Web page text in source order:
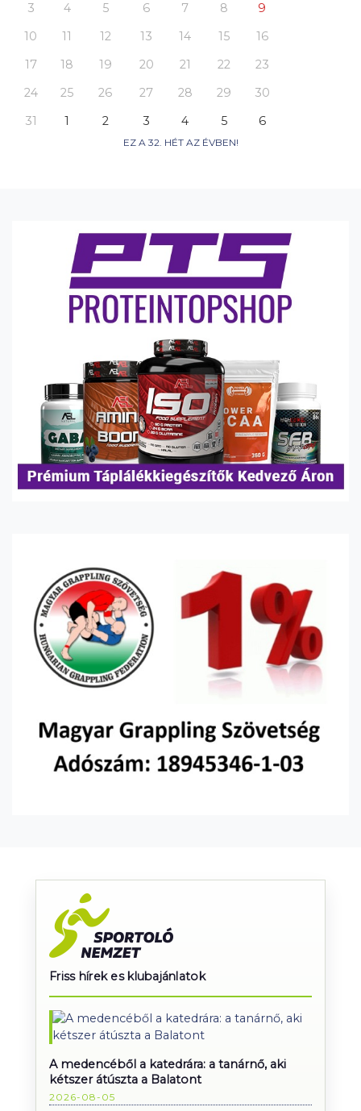
3
4 5 6 7 8
9
10
11 12 13 14 15
16
17
18 19 20 21 22
23
24
25 26 27 28 29
30
31
1 2 3 4 5 6
EZ A 32. HÉT AZ ÉVBEN!
Friss hírek es klubajánlatok
A medencéből a katedrára: a tanárnő, aki
kétszer átúszta a Balatont
2026-08-05